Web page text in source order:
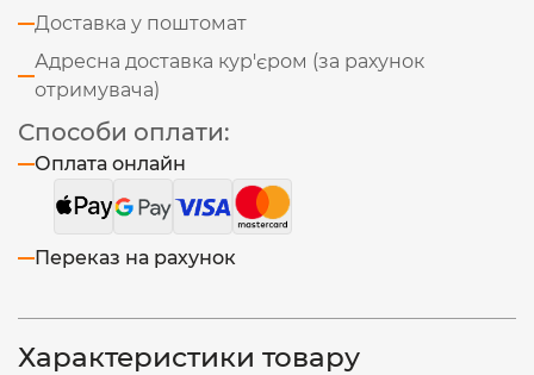
Доставка у поштомат
Адресна доставка кур'єром (за рахунок
отримувача)
Способи оплати:
Оплата онлайн
Переказ на рахунок
Характеристики товару